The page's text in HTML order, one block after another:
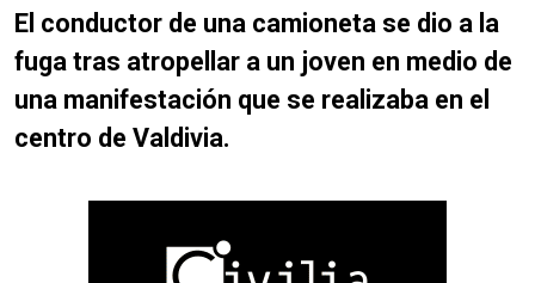
El conductor de una camioneta se dio a la
fuga tras atropellar a un joven en medio de
una manifestación que se realizaba en el
centro de Valdivia.